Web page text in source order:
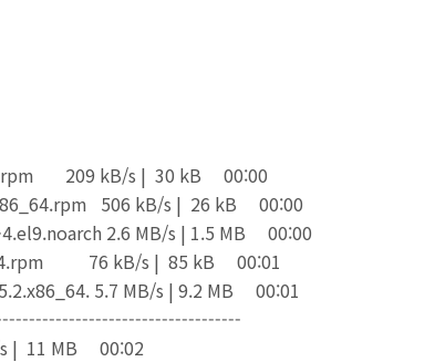
209 kB/s | 30 kB 00:00
506 kB/s | 26 kB 00:00
2.6 MB/s | 1.5 MB 00:00
76 kB/s | 85 kB 00:01
5.7 MB/s | 9.2 MB 00:01
00:02